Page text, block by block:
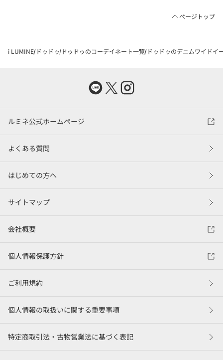
ページトップ
i LUMINE ドゥドゥ ドゥドゥのコーデイネート一覧 ドゥドゥのデニムワイドイ
ルミネ公式ホームページ
よくある質問
はじめての方へ
サイトマップ
会社概要
個人情報保護方針
ご利用規約
個人情報の取扱いに関する重要事項
特定商取引法・古物営業法に基づく表記